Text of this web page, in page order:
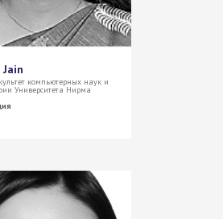
компьютерных наук и
Университета Нирма